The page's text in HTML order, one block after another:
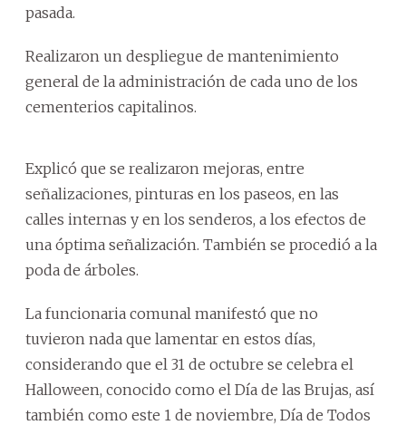
pasada.
Realizaron un despliegue de mantenimiento
general de la administración de cada uno de los
cementerios capitalinos.
Explicó que se realizaron mejoras, entre
señalizaciones, pinturas en los paseos, en las
calles internas y en los senderos, a los efectos de
una óptima señalización. También se procedió a la
poda de árboles.
La funcionaria comunal manifestó que no
tuvieron nada que lamentar en estos días,
considerando que el 31 de octubre se celebra el
Halloween, conocido como el Día de las Brujas, así
también como este 1 de noviembre, Día de Todos